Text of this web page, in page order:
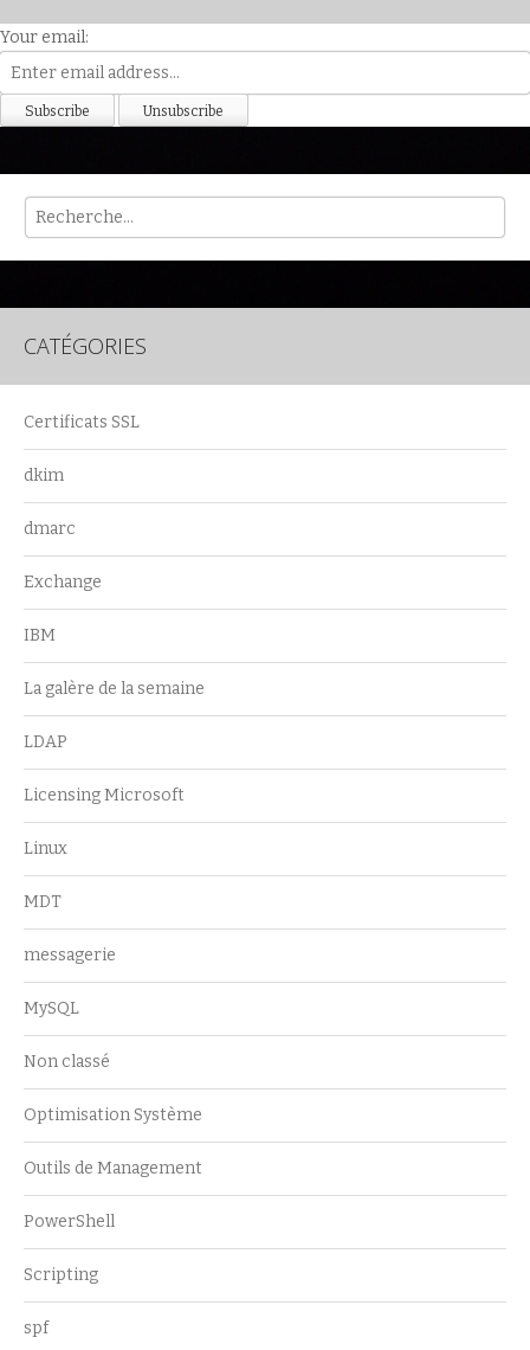
Your email:
Rech
CATÉGORIES
Certificats SSL
dkim
dmarc
Exchange
IBM
La galère de la semaine
LDAP
Licensing Microsoft
Linux
MDT
messagerie
MySQL
Non classé
Optimisation Système
Outils de Management
PowerShell
Scripting
spf